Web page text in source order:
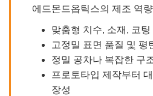
에드몬드옵틱스의 제조 역
맞춤형 치수, 소재, 코팅
고정밀 표면 품질 및 평
정밀 공차나 복잡한 구
프로토타입 제작부터
장성